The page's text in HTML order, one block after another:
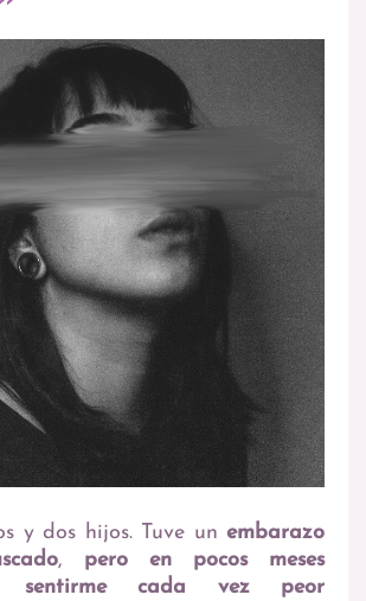
y dos hijos. Tuve un embarazo
, pero en pocos meses
sentirme cada vez peor